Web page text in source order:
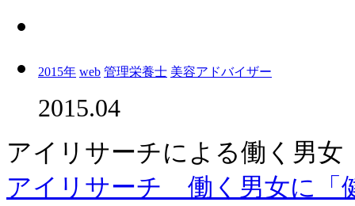
2015年 web 管理栄養士 美容アドバイザー
2015.04
アイリサーチによる働く男
アイリサーチ 働く男女に「